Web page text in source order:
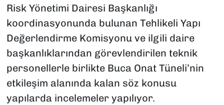
Risk Yönetimi Dairesi Başkanlığı
koordinasyonunda bulunan Tehlikeli Yapı
Değerlendirme Komisyonu ve ilgili daire
başkanlıklarından görevlendirilen teknik
personellerle birlikte Buca Onat Tüneli’nin
etkileşim alanında kalan söz konusu
yapılarda incelemeler yapılıyor.